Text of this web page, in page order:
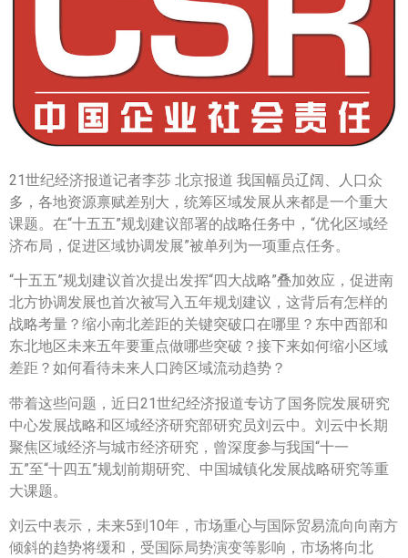
21世纪经济报道记者李莎 北京报道 我国幅员辽阔、人口众
多，各地资源禀赋差别大，统筹区域发展从来都是一个重大
课题。在“十五五”规划建议部署的战略任务中，“优化区域经
济布局，促进区域协调发展”被单列为一项重点任务。
“十五五”规划建议首次提出发挥“四大战略”叠加效应，促进南
北方协调发展也首次被写入五年规划建议，这背后有怎样的
战略考量？缩小南北差距的关键突破口在哪里？东中西部和
东北地区未来五年要重点做哪些突破？接下来如何缩小区域
差距？如何看待未来人口跨区域流动趋势？
带着这些问题，近日21世纪经济报道专访了国务院发展研究
中心发展战略和区域经济研究部研究员刘云中。刘云中长期
聚焦区域经济与城市经济研究，曾深度参与我国“十一
五”至“十四五”规划前期研究、中国城镇化发展战略研究等重
大课题。
刘云中表示，未来5到10年，市场重心与国际贸易流向向南方
倾斜的趋势将缓和，受国际局势演变等影响，市场将向北